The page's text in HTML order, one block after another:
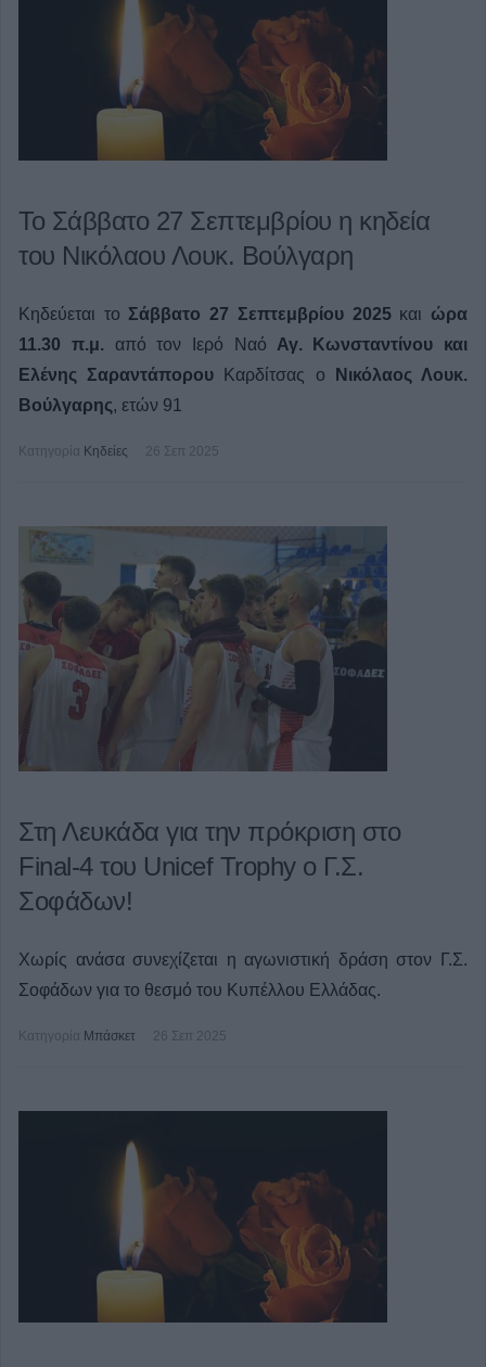
Το Σάββατο 27 Σεπτεμβρίου η κηδεία
του Νικόλαου Λουκ. Βούλγαρη
Κηδεύεται το Σάββατο 27 Σεπτεμβρίου 2025και ώρα
11.30 π.μ. από τον Ιερό Ναό Αγ. Κωνσταντίνου και
Ελένης
Σαραντάπορου Καρδίτσας ο
Νικόλαος Λουκ.
Βούλγαρης, ετών 91
Κατηγορία Κηδείες 26 Σεπ 2025
Στη Λευκάδα για την πρόκριση στο
Final-4 του Unicef Trophy o Γ.Σ.
Σοφάδων!
Χωρίς ανάσα συνεχίζεται η αγωνιστική δράση στον Γ.Σ.
Σοφάδων για το θεσμό του Κυπέλλου Ελλάδας.
Κατηγορία Μπάσκετ 26 Σεπ 2025